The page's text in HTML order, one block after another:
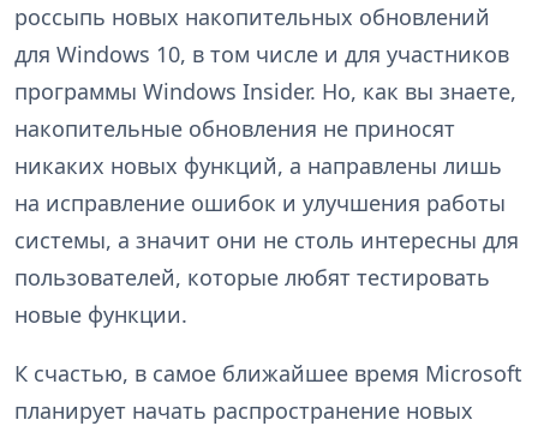
россыпь новых накопительных обновлений
для Windows 10, в том числе и для участников
программы Windows Insider. Но, как вы знаете,
накопительные обновления не приносят
никаких новых функций, а направлены лишь
на исправление ошибок и улучшения работы
системы, а значит они не столь интересны для
пользователей, которые любят тестировать
новые функции.
К счастью, в самое ближайшее время Microsoft
планирует начать распространение новых